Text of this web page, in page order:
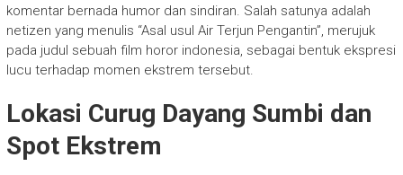
komentar bernada humor dan sindiran. Salah satunya adalah
netizen yang menulis “Asal usul Air Terjun Pengantin”, merujuk
pada judul sebuah film horor indonesia, sebagai bentuk ekspresi
lucu terhadap momen ekstrem tersebut.
Lokasi Curug Dayang Sumbi dan
Spot Ekstrem